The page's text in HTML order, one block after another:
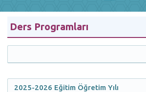
Ders Programları
2025-2026 Eğitim Öğretim Yılı